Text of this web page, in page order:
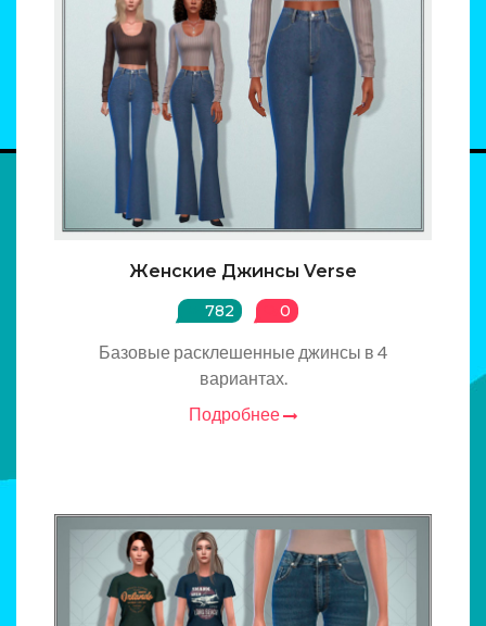
Женские Джинсы Verse
782 0
Базовые расклешенные джинсы в 4
вариантах.
Подробнее